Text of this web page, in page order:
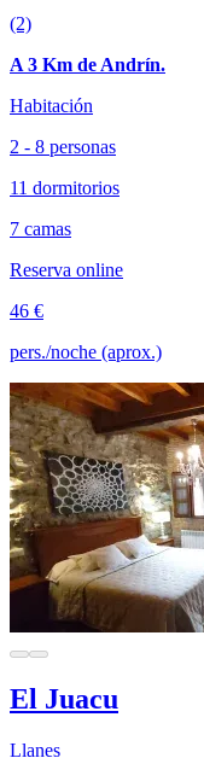
(2)
A 3 Km de Andrín.
Habitación
2 - 8 personas
11 dormitorios
7 camas
Reserva online
46 €
pers./noche (aprox.)
El Juacu
Llanes